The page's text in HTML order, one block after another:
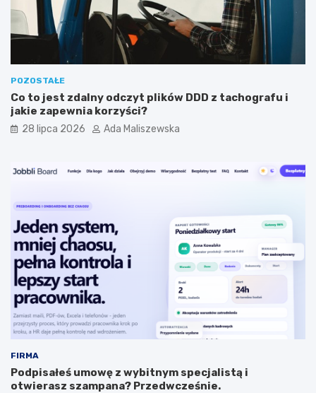
m
?
POZOSTAŁE
Co to jest zdalny odczyt plików DDD z tachografu i
jakie zapewnia korzyści?
28 lipca 2026 Ada Maliszewska
FIRMA
Podpisałeś umowę z wybitnym specjalistą i
otwierasz szampana? Przedwcześnie.